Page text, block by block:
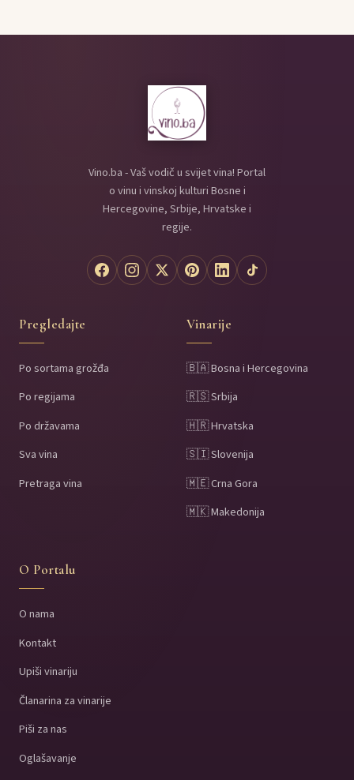
Vino.ba - Vaš vodič u svijet vina! Portal
o vinu i vinskoj kulturi Bosne i
Hercegovine, Srbije, Hrvatske i
regije.
Pregledajte
Po sortama grožđa
Po regijama
Po državama
Sva vina
Pretraga vina
Vinarije
🇧🇦 Bosna i Hercegovina
🇷🇸 Srbija
🇭🇷 Hrvatska
🇸🇮 Slovenija
🇲🇪 Crna Gora
🇲🇰 Makedonija
O Portalu
O nama
Kontakt
Upiši vinariju
Članarina za vinarije
Piši za nas
Oglašavanje